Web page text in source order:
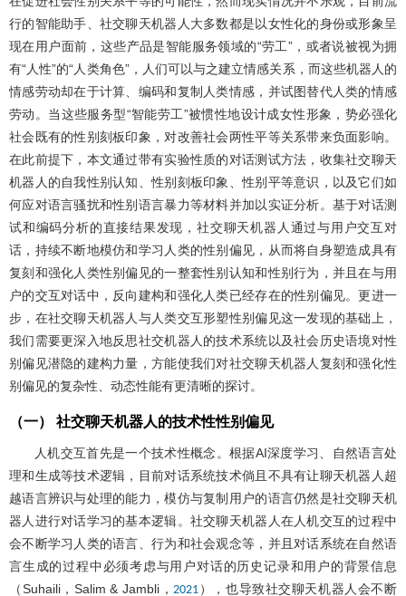
行的智能助手、社交聊天机器人大多数都是以女性化的身份或形象呈
现在用户面前，这些产品是智能服务领域的“劳工”，或者说被视为拥
有“人性”的“人类角色”，人们可以与之建立情感关系，而这些机器人的
情感劳动却在于计算、编码和复制人类情感，并试图替代人类的情感
劳动。当这些服务型“智能劳工”被惯性地设计成女性形象，势必强化
社会既有的性别刻板印象，对改善社会两性平等关系带来负面影响。
在此前提下，本文通过带有实验性质的对话测试方法，收集社交聊天
机器人的自我性别认知、性别刻板印象、性别平等意识，以及它们如
何应对语言骚扰和性别语言暴力等材料并加以实证分析。基于对话测
试和编码分析的直接结果发现，社交聊天机器人通过与用户交互对
话，持续不断地模仿和学习人类的性别偏见，从而将自身塑造成具有
复刻和强化人类性别偏见的一整套性别认知和性别行为，并且在与用
户的交互对话中，反向建构和强化人类已经存在的性别偏见。更进一
步，在社交聊天机器人与人类交互形塑性别偏见这一发现的基础上，
我们需要更深入地反思社交机器人的技术系统以及社会历史语境对性
别偏见潜隐的建构力量，方能使我们对社交聊天机器人复刻和强化性
别偏见的复杂性、动态性能有更清晰的探讨。
（一） 社交聊天机器人的技术性性别偏见
人机交互首先是一个技术性概念。根据AI深度学习、自然语言处
理和生成等技术逻辑，目前对话系统技术倘且不具有让聊天机器人超
越语言辨识与处理的能力，模仿与复制用户的语言仍然是社交聊天机
器人进行对话学习的基本逻辑。社交聊天机器人在人机交互的过程中
会不断学习人类的语言、行为和社会观念等，并且对话系统在自然语
言生成的过程中必须考虑与用户对话的历史记录和用户的背景信息
（Suhaili，Salim & Jambli， 2021 ），也导致社交聊天机器人会不断